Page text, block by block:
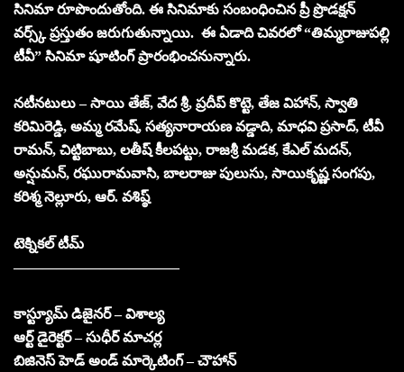
సినిమా రూపొందుతోంది. ఈ సినిమాకు సంబంధించిన ప్రీ ప్రొడక్షన్
వర్స్క్ ప్రస్తుతం జరుగుతున్నాయి. ఈ ఏడాది చివరలో “తిమ్మరాజుపల్లి
టీవీ” సినిమా షూటింగ్ ప్రారంభించనున్నారు.
నటీనటులు – సాయి తేజ్, వేద శ్రీ, ప్రదీప్ కొట్టె, తేజ విహాన్, స్వాతి
కరిమిరెడ్డి, అమ్మ రమేష్, సత్యనారాయణ వడ్డాది, మాధవి ప్రసాద్, టీవీ
రామన్, చిట్టిబాబు, లతీష్ కీలపట్టు, రాజశ్రీ మడక, కేఎల్ మదన్,
అన్షుమన్, రఘురామవాసి, బాలరాజు పులుసు, సాయికృష్ణ సంగపు,
కరిశ్మ నెల్లూరు, ఆర్. వశిష్ఠ్
టెక్నికల్ టీమ్
———————————–
కాస్ట్యూమ్ డిజైనర్ – విశాల్య
ఆర్ట్ డైరెక్టర్ – సుధీర్ మాచర్ల
బిజినెస్ హెడ్ అండ్ మార్కెటింగ్ – చౌహాన్